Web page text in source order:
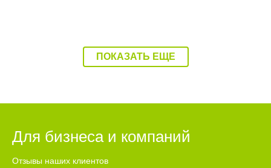
ПОКАЗАТЬ ЕЩЕ
Для бизнеса и компаний
Отзывы наших клиентов